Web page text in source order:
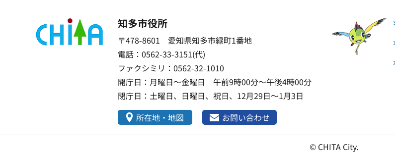
知多市役所
〒478-8601 愛知県知多市緑町1番地
電話：0562-33-3151(代)
ファクシミリ：0562-32-1010
開庁日：月曜日～金曜日 午前9時00分～午後4時00分
閉庁日：土曜日、日曜日、祝日、12月29日～1月3日
所在地・地図
お問い合わせ
© CHITA City.